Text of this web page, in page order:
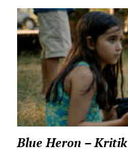
Blue Heron – Kritik